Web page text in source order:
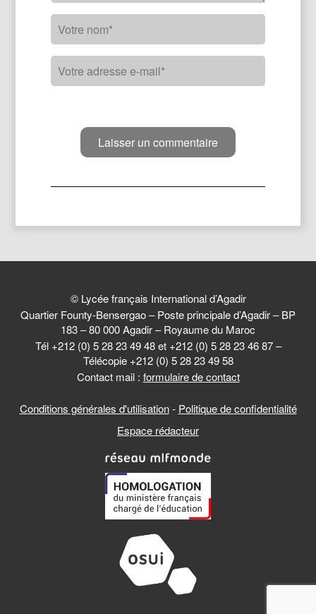
© Lycée français International d’Agadir
Quartier Founty-Bensergao – Poste principale d’Agadir – BP
183 – 80 000 Agadir – Royaume du Maroc
Tél +212 (0) 5 28 23 49 48 et +212 (0) 5 28 23 46 87 –
Télécopie +212 (0) 5 28 23 49 58
Contact mail : formulaire de contact
Conditions générales d'utilisation- Politique de confidentialité
Espace rédacteur